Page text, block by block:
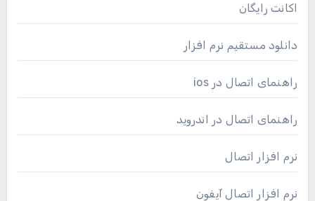
اکانت رایگان
دانلود مستقیم نرم افزار
راهنمای اتصال در ios
راهنمای اتصال در اندروید
نرم افزار اتصال
نرم افزار اتصال آیفون